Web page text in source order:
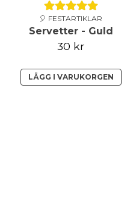
🎈 FESTARTIKLAR
Servetter - Guld
30 kr
LÄGG I VARUKORGEN